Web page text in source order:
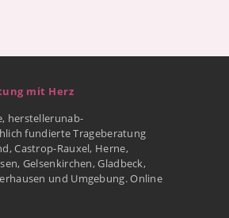
mit Herz
herstellerunab-
fundierte Trageberatung
Castrop-Rauxel, Herne,
Gelsenkirchen, Gladbeck,
und Umgebung. Online